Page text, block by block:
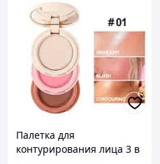
Палетка для
контурирования лица 3 в